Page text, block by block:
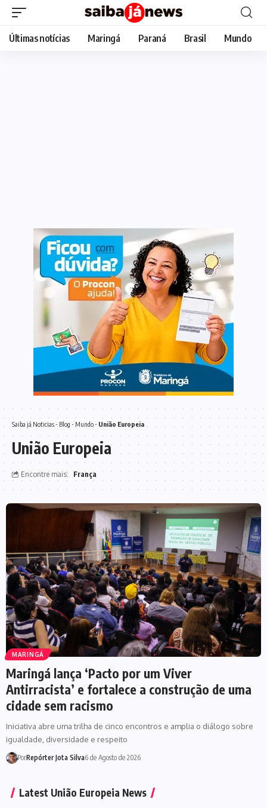
Últimas notícias Maringá Paraná Brasil Mundo
Saiba já Noticias- Blog - Mundo- União Europeia
União Europeia
Encontre mais: França
MARINGÁ
Maringá lança ‘Pacto por um Viver
Antirracista’ e fortalece a construção de uma
cidade sem racismo
Iniciativa abre uma trilha de cinco encontros e amplia o diálogo sobre
igualdade, diversidade e respeito
PorRepórter Jota Silva6 de Agosto de 2026
Latest União Europeia News